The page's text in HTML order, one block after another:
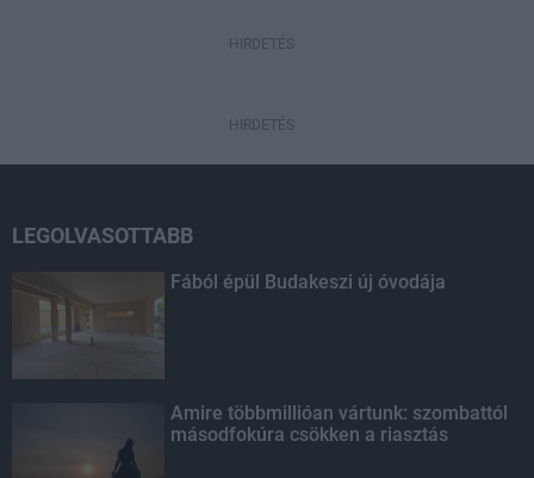
HIRDETÉS
HIRDETÉS
LEGOLVASOTTABB
Fából épül Budakeszi új óvodája
Amire többmillióan vártunk: szombattól
másodfokúra csökken a riasztás